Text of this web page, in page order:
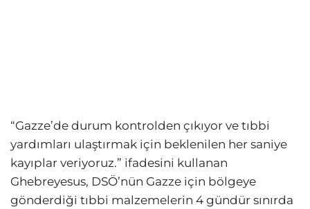
“Gazze’de durum kontrolden çıkıyor ve tıbbi
yardımları ulaştırmak için beklenilen her saniye
kayıplar veriyoruz.” ifadesini kullanan
Ghebreyesus, DSÖ’nün Gazze için bölgeye
gönderdiği tıbbi malzemelerin 4 gündür sınırda